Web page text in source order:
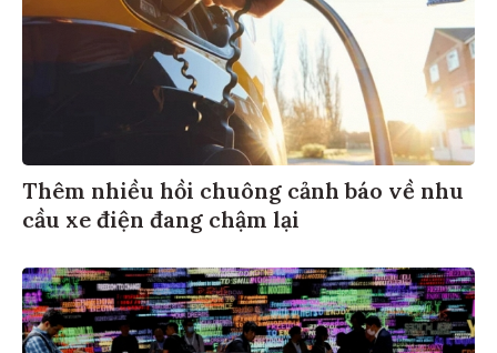
Thêm nhiều hồi chuông cảnh báo về nhu
cầu xe điện đang chậm lại